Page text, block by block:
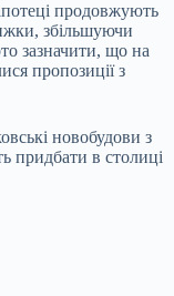
продовжують
збільшуючи
зазначити, що на
пропозиції з
новобудови з
придбати в столиці